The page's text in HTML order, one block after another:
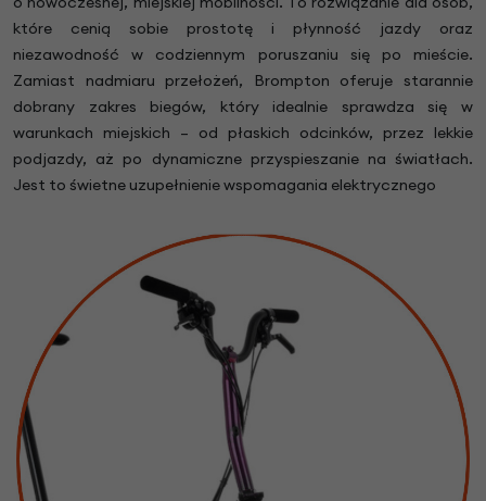
które cenią sobie prostotę i płynność jazdy oraz
niezawodność w codziennym poruszaniu się po mieście.
Zamiast nadmiaru przełożeń, Brompton oferuje starannie
dobrany zakres biegów, który idealnie sprawdza się w
warunkach miejskich – od płaskich odcinków, przez lekkie
podjazdy, aż po dynamiczne przyspieszanie na światłach.
Jest to świetne uzupełnienie wspomagania elektrycznego